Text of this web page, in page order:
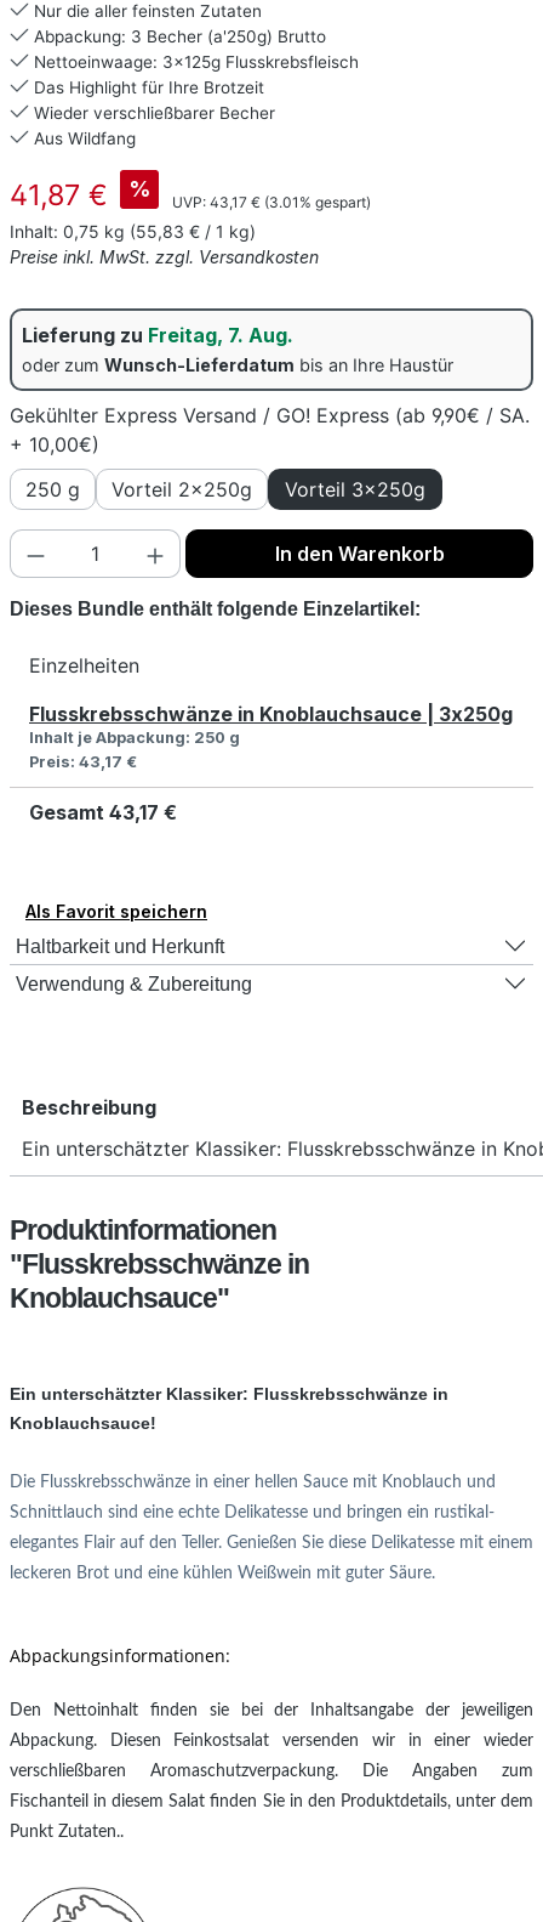
Nur die aller feinsten Zutaten
Abpackung: 3 Becher (a'250g) Brutto
Nettoeinwaage: 3x125g Flusskrebsfleisch
Das Highlight für Ihre Brotzeit
Wieder verschließbarer Becher
Aus Wildfang
Verkaufspreis:
41,87 € %
UVP: Regulärer Preis:
43,17 € (3.01% gespart)
Inhalt: 0,75 kg (55,83 € / 1 kg)
Preise inkl. MwSt. zzgl. Versandkosten
Lieferung zu Freitag, 7. Aug.
oder zum Wunsch-Lieferdatum bis an Ihre Haustür
Gekühlter Express Versand / GO! Express (ab 9,90€ / SA.
+ 10,00€)
250 g
Vorteil 2x250g Vorteil 3x250g
Produkt Anzahl: Gib den gewünschten
In den Warenkorb
Dieses Bundle enthält folgende Einzelartikel:
Einzelheiten
Flusskrebsschwänze in Knoblauchsauce | 3x250g
Inhalt je Abpackung: 250 g
Preis: 43,17 €
Gesamt 43,17 €
Als Favorit speichern
Haltbarkeit und Herkunft
Verwendung & Zubereitung
Beschreibung
Ein unterschätzter Klassiker: Flusskrebsschwänze in
Produktinformationen
"Flusskrebsschwänze in
Knoblauchsauce"
Ein unterschätzter Klassiker: Flusskrebsschwänze in
Knoblauchsauce!
Die Flusskrebsschwänze in einer hellen Sauce mit Knoblauch und
Schnittlauch sind eine echte Delikatesse und bringen ein rustikal-
elegantes Flair auf den Teller. Genießen Sie diese Delikatesse mit einem
leckeren Brot und eine kühlen Weißwein mit guter Säure.
Abpackungsinformationen:
Den Nettoinhalt finden sie bei der Inhaltsangabe der jeweiligen
Abpackung. Diesen Feinkostsalat versenden wir in einer wieder
verschließbaren Aromaschutzverpackung. Die Angaben zum
Fischanteil in diesem Salat finden Sie in den Produktdetails, unter dem
Punkt Zutaten..